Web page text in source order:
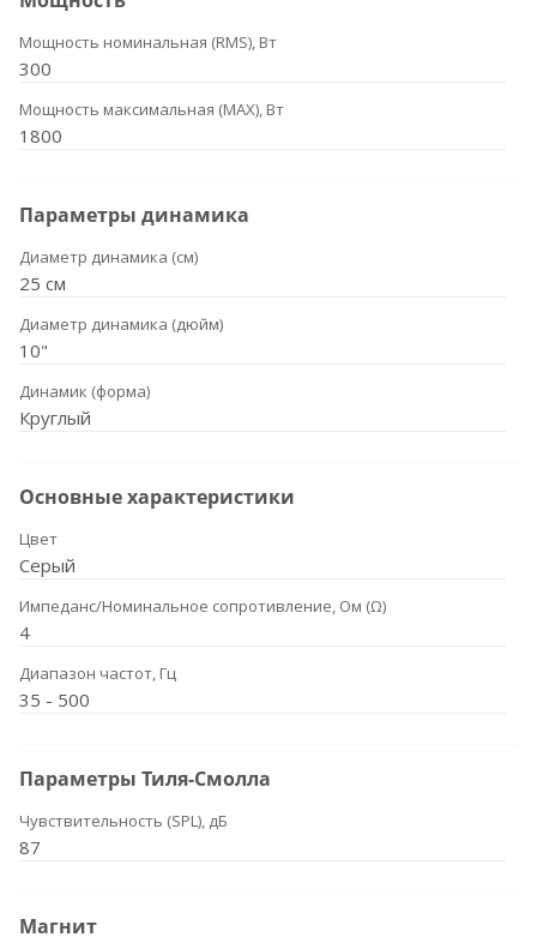
Мощность номинальная (RMS), Вт
300
Мощность максимальная (MAX), Вт
1800
Параметры динамика
Диаметр динамика (см)
25 см
Диаметр динамика (дюйм)
10"
Динамик (форма)
Круглый
Основные характеристики
Цвет
Серый
Импеданс/Номинальное сопротивление, Ом (Ω)
4
Диапазон частот, Гц
35 - 500
Параметры Тиля-Смолла
Чувствительность (SPL), дБ
87
Магнит